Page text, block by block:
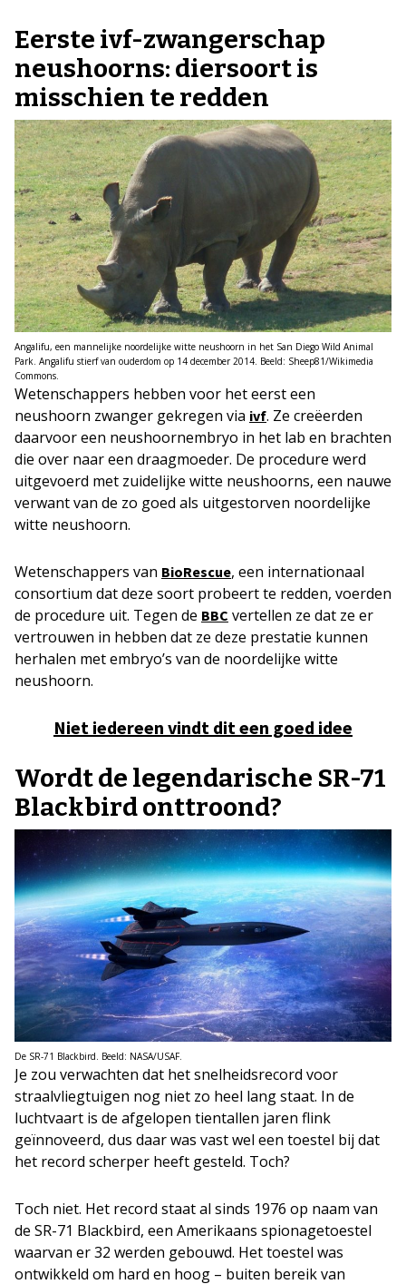
Eerste ivf-zwangerschap
neushoorns: diersoort is
misschien te redden
Angalifu, een mannelijke noordelijke witte neushoorn in het San Diego Wild Animal
Park. Angalifu stierf van ouderdom op 14 december 2014. Beeld: Sheep81/Wikimedia
Commons.
Wetenschappers hebben voor het eerst een
neushoorn zwanger gekregen via ivf. Ze creëerden
daarvoor een neushoornembryo in het lab en brachten
die over naar een draagmoeder. De procedure werd
uitgevoerd met zuidelijke witte neushoorns, een nauwe
verwant van de zo goed als uitgestorven noordelijke
witte neushoorn.
Wetenschappers van BioRescue, een internationaal
consortium dat deze soort probeert te redden, voerden
de procedure uit. Tegen de BBC vertellen ze dat ze er
vertrouwen in hebben dat ze deze prestatie kunnen
herhalen met embryo’s van de noordelijke witte
neushoorn.
Niet iedereen vindt dit een goed idee
Wordt de legendarische SR-71
Blackbird onttroond?
De SR-71 Blackbird. Beeld: NASA/USAF.
Je zou verwachten dat het snelheidsrecord voor
straalvliegtuigen nog niet zo heel lang staat. In de
luchtvaart is de afgelopen tientallen jaren flink
geïnnoveerd, dus daar was vast wel een toestel bij dat
het record scherper heeft gesteld. Toch?
Toch niet. Het record staat al sinds 1976 op naam van
de SR-71 Blackbird, een Amerikaans spionagetoestel
waarvan er 32 werden gebouwd. Het toestel was
ontwikkeld om hard en hoog – buiten bereik van